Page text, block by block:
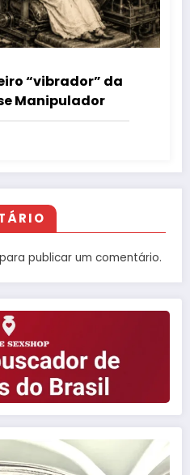
“vibrador” da
Manipulador
para publicar um comentário.